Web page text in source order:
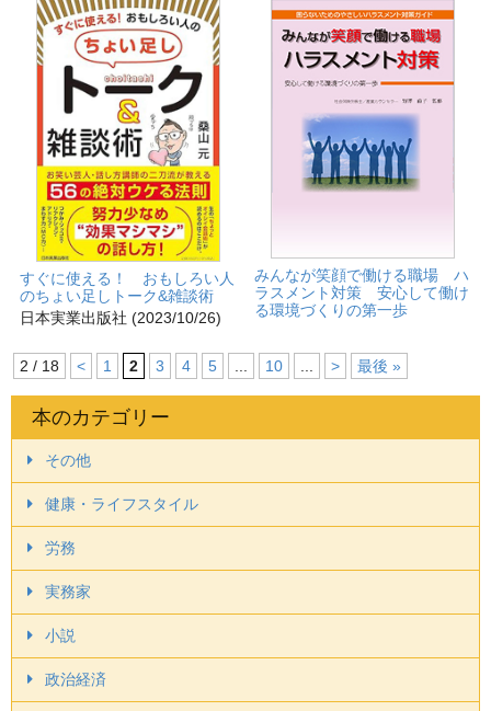
すぐに使える！ おもしろい人
のちょい足しトーク&雑談術
日本実業出版社 (2023/10/26)
みんなが笑顔で働ける職場 ハ
ラスメント対策 安心して働け
る環境づくりの第一歩
2 / 18 < 1 2 3 4 5 10 > 最後 »
本のカテゴリー
その他
健康・ライフスタイル
労務
実務家
小説
政治経済